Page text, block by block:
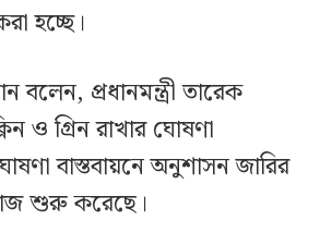
হচ্ছে।
বলেন, প্রধানমন্ত্রী তারেক
ও গ্রিন রাখার ঘোষণা
বাস্তবায়নে অনুশাসন জারির
শুরু করেছে।